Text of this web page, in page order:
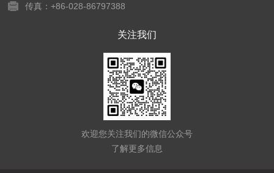
传真：+86-028-86797388
关注我们
欢迎您关注我们的微信公众号
了解更多信息